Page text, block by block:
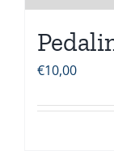
€10,00